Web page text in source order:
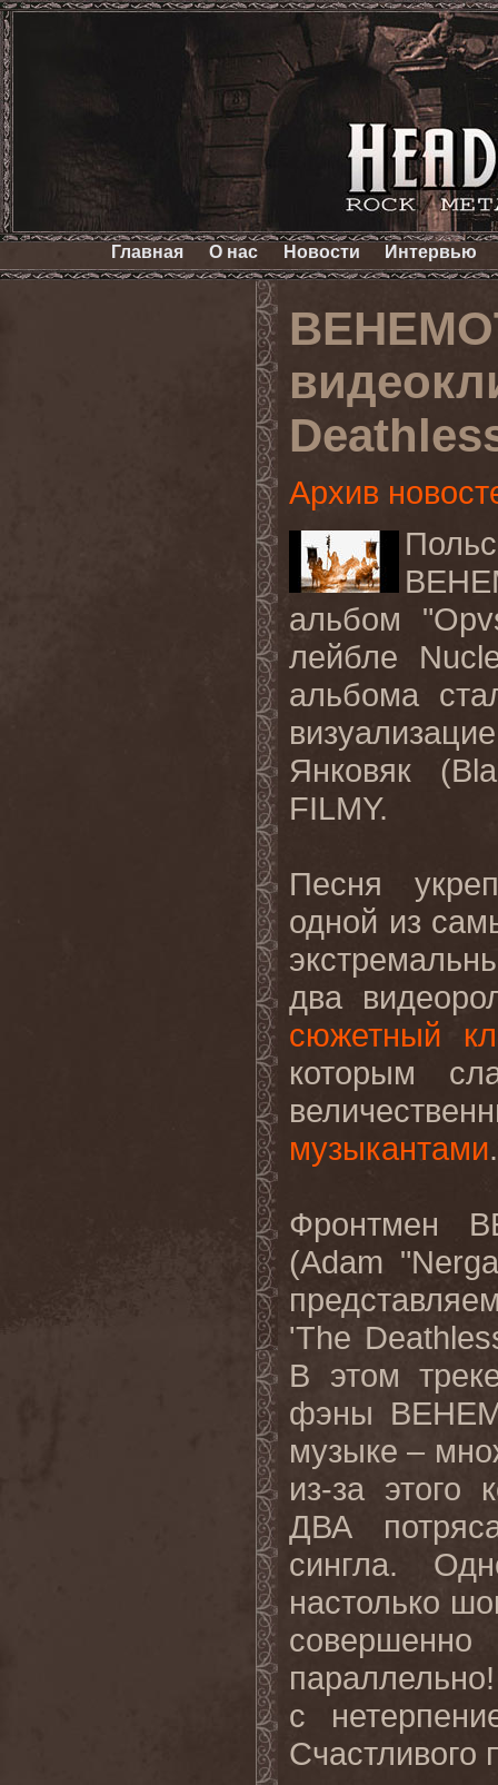
Главная О нас Новости Интервью
Архив
альбом
лейбле
альбома
Янковяк
FILMY.
Песня
одной из
два
сюжетный
которым
музыкантами.
Фронтмен
(Adam
'The
В этом
фэны
музыке –
из-за этого
ДВА
сингла.
настолько
с
Счастливого